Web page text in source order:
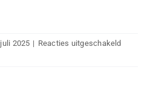
2025 | Reacties uitgeschakeldvoor